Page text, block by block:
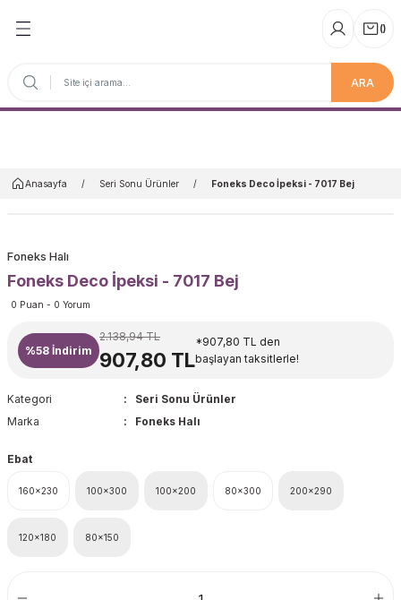
ARA
()
Anasayfa Seri Sonu Ürünler Foneks Deco İpeksi - 7017 Bej
Foneks Halı
Foneks Deco İpeksi - 7017 Bej
0 Puan - 0 Yorum
%58 İndirim
2.138,94 TL
907,80 TL
*907,80 TL den
başlayan taksitlerle!
Kategori
Seri Sonu Ürünler
Marka
Foneks Halı
Ebat
160x230 100x300 100x200 80x300 200x290
120x180 80x150